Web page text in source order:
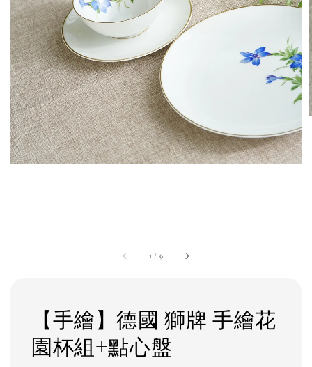
1 / 9
【手繪】德國 獅牌 手繪花
園杯組+點心盤